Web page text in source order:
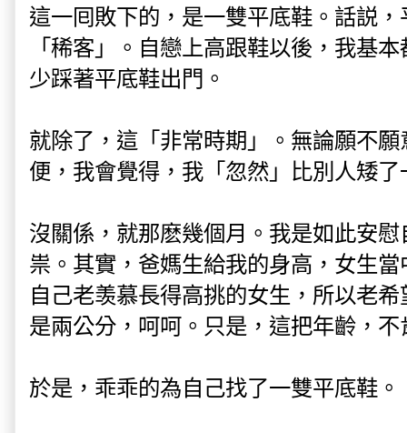
這一囘敗下的，是一雙平底鞋。話説
「稀客」。自戀上高跟鞋以後，我基
少踩著平底鞋出門。
就除了，這「非常時期」。無論願不
便，我會覺得，我「忽然」比別人矮了
沒關係，就那麽幾個月。我是如此安
祟。其實，爸媽生給我的身高，女生
自己老羡慕長得高挑的女生，所以老
是兩公分，呵呵。只是，這把年齡，
於是，乖乖的為自己找了一雙平底鞋。